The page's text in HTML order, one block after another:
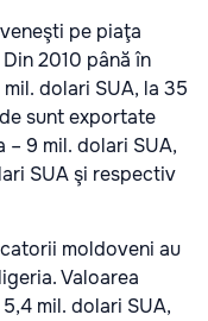
pe piaţa
2010 până în
dolari SUA, la 35
sunt exportate
9 mil. dolari SUA,
SUA şi respectiv
moldoveni au
Valoarea
mil. dolari SUA,